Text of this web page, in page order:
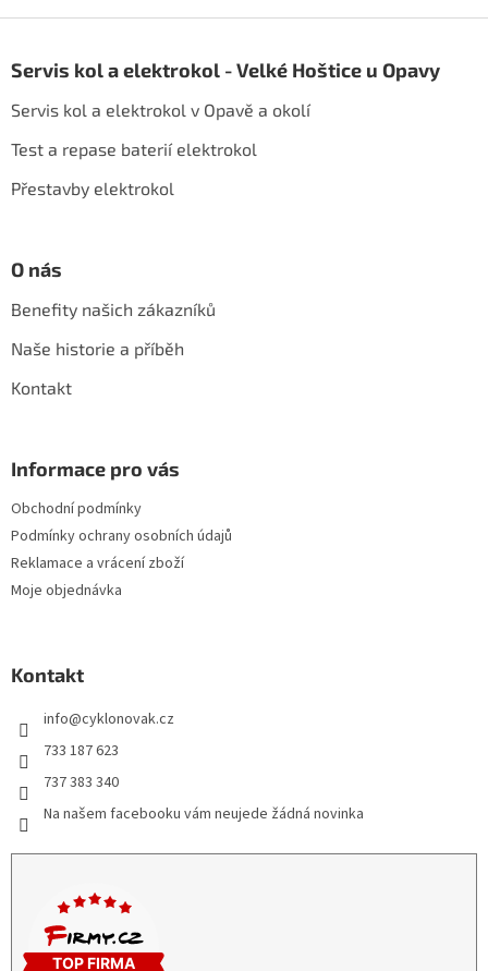
pServis kol a elektrokol - Velké Hoštice u Opavy
Servis kol a elektrokol v Opavě a okolí
Test a repase baterií elektrokol
Přestavby elektrokol
O nás
Benefity našich zákazníků
Naše historie a příběh
Kontakt
Informace pro vás
Obchodní podmínky
Podmínky ochrany osobních údajů
Reklamace a vrácení zboží
Moje objednávka
Kontakt
info@cyklonovak.cz
733 187 623
737 383 340
Na našem facebooku vám neujede žádná novinka